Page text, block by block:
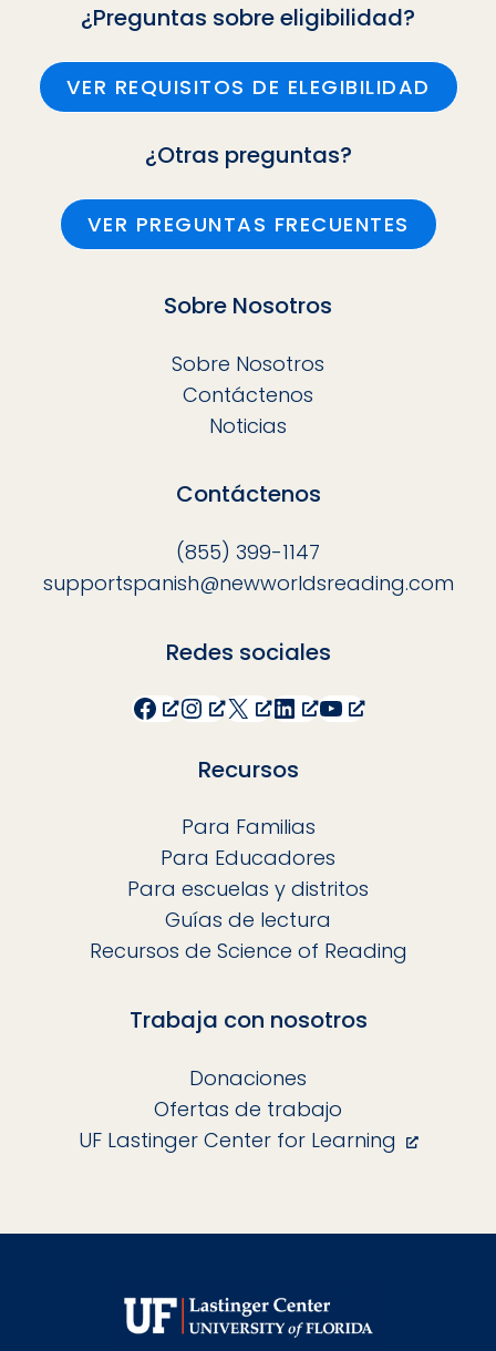
¿Preguntas sobre eligibilidad?
VER REQUISITOS DE ELEGIBILIDAD
¿Otras preguntas?
VER PREGUNTAS FRECUENTES
Sobre Nosotros
Sobre Nosotros
Contáctenos
Noticias
Contáctenos
(855) 399-1147
supportspanish@newworldsreading.com
Redes sociales
Facebook
Instagram
X LinkedInYouTube
Recursos
Para Familias
Para Educadores
Para escuelas y distritos
Guías de lectura
Recursos de Science of Reading
Trabaja con nosotros
Donaciones
Ofertas de trabajo
UF Lastinger Center for Learning